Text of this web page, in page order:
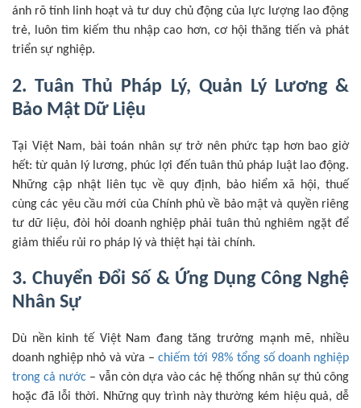
ánh rõ tính linh hoạt và tư duy chủ động của lực lượng lao động
trẻ, luôn tìm kiếm thu nhập cao hơn, cơ hội thăng tiến và phát
triển sự nghiệp.
2. Tuân Thủ Pháp Lý, Quản Lý Lương &
Bảo Mật Dữ Liệu
Tại Việt Nam, bài toán nhân sự trở nên phức tạp hơn bao giờ
hết: từ quản lý lương, phúc lợi đến tuân thủ pháp luật lao động.
Những cập nhật liên tục về quy định, bảo hiểm xã hội, thuế
cùng các yêu cầu mới của Chính phủ về bảo mật và quyền riêng
tư dữ liệu, đòi hỏi doanh nghiệp phải tuân thủ nghiêm ngặt để
giảm thiểu rủi ro pháp lý và thiệt hại tài chính.
3. Chuyển Đổi Số & Ứng Dụng Công Nghệ
Nhân Sự
Dù nền kinh tế Việt Nam đang tăng trưởng mạnh mẽ, nhiều
doanh nghiệp nhỏ và vừa – chiếm tới 98% tổng số doanh nghiệp
trong cả nước – vẫn còn dựa vào các hệ thống nhân sự thủ công
hoặc đã lỗi thời. Những quy trình này thường kém hiệu quả, dễ